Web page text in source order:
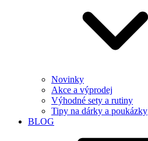
Novinky
Akce a výprodej
Výhodné sety a rutiny
Tipy na dárky a poukázky
BLOG